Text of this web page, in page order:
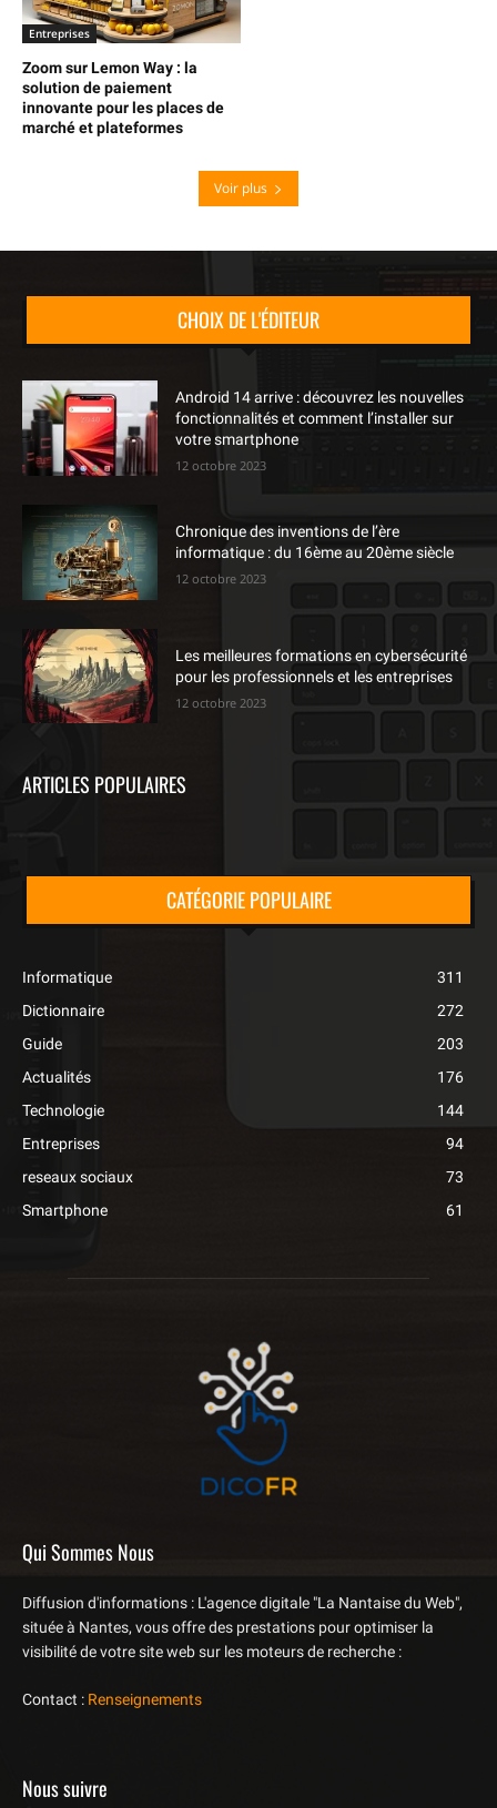
Entreprises
Zoom sur Lemon Way : la
solution de paiement
innovante pour les places de
marché et plateformes
Voir plus
CHOIX DE L'ÉDITEUR
Android 14 arrive : découvrez les nouvelles
fonctionnalités et comment l’installer sur
votre smartphone
12 octobre 2023
Chronique des inventions de l’ère
informatique : du 16ème au 20ème siècle
12 octobre 2023
Les meilleures formations en cybersécurité
pour les professionnels et les entreprises
12 octobre 2023
ARTICLES POPULAIRES
CATÉGORIE POPULAIRE
Informatique
311
Dictionnaire
272
Guide
203
Actualités
176
Technologie
144
Entreprises
94
reseaux sociaux
73
Smartphone
61
Qui Sommes Nous
Diffusion d'informations : L'agence digitale "La Nantaise du Web",
située à Nantes, vous offre des prestations pour optimiser la
visibilité de votre site web sur les moteurs de recherche :
Contact : Renseignements
Nous suivre